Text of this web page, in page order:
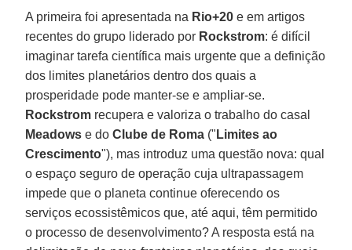
A primeira foi apresentada na Rio+20 e em artigos
recentes do grupo liderado por Rockstrom: é difícil
imaginar tarefa científica mais urgente que a definição
dos limites planetários dentro dos quais a
prosperidade pode manter-se e ampliar-se.
Rockstrom recupera e valoriza o trabalho do casal
Meadows e doClube de Roma (" Limites ao
Crescimento"), mas introduz uma questão nova: qual
o espaço seguro de operação cuja ultrapassagem
impede que o planeta continue oferecendo os
serviços ecossistêmicos que, até aqui, têm permitido
o processo de desenvolvimento? A resposta está na